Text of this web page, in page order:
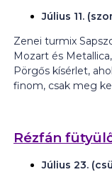
Július 11.
Zenei turmix
Mozart és
Pörgős kísérlet,
finom, csak meg
Rézfán
Július 23.